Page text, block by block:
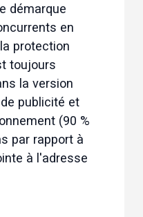
démarque
en
protection
toujours
la version
publicité et
(90 %
par rapport à
à l'adresse